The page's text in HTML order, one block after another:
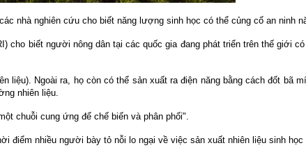
nhà nghiên cứu cho biết năng lượng sinh học có thể củng cố an ninh
biết người nông dân tại các quốc gia đang phát triển trên thế giới
Ngoài ra, họ còn có thể sản xuất ra điện năng bằng cách đốt bã
nhiên liệu.
chuỗi cung ứng để chế biến và phân phối".
điểm nhiều người bày tỏ nỗi lo ngại về việc sản xuất nhiên liệu sinh